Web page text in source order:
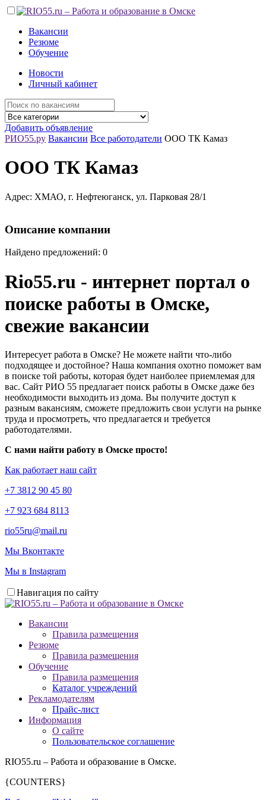
Вакансии
Резюме
Обучение
Новости
Личный кабинет
Добавить объявление
РИО55.ру Вакансии Все работодатели ООО ТК Камаз
ООО ТК Камаз
Адрес: ХМАО, г. Нефтеюганск, ул. Парковая 28/1
Описание компании
Найдено предложений: 0
Rio55.ru - интернет портал о
поиске работы в Омске,
свежие вакансии
Интересует работа в Омске? Не можете найти что-либо
подходящее и достойное? Наша компания охотно поможет вам
в поиске той работы, которая будет наиболее приемлемая для
вас. Сайт РИО 55 предлагает поиск работы в Омске даже без
необходимости выходить из дома. Вы получите доступ к
разным вакансиям, сможете предложить свои услуги на рынке
труда и просмотреть, что предлагается и требуется
работодателями.
С нами найти работу в Омске просто!
Как работает наш сайт
+7 3812 90 45 80
+7 923 684 8113
rio55ru@mail.ru
Мы Вконтакте
Мы в Instagram
Навигация по сайту
Вакансии
Правила размещения
Резюме
Правила размещения
Обучение
Правила размещения
Каталог учреждений
Рекламодателям
Прайс-лист
Информация
О сайте
Пользовательское соглашение
RIO55.ru – Работа и образование в Омске.
{COUNTERS}